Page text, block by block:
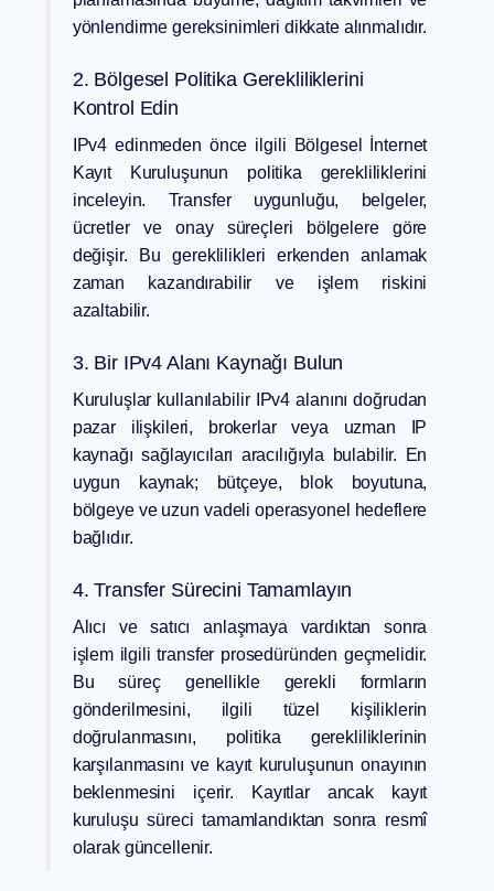
yönlendirme gereksinimleri dikkate alınmalıdır.
2. Bölgesel Politika Gerekliliklerini
Kontrol Edin
IPv4 edinmeden önce ilgili Bölgesel İnternet
Kayıt Kuruluşunun politika gerekliliklerini
inceleyin. Transfer uygunluğu, belgeler,
ücretler ve onay süreçleri bölgelere göre
değişir. Bu gereklilikleri erkenden anlamak
zaman kazandırabilir ve işlem riskini
azaltabilir.
3. Bir IPv4 Alanı Kaynağı Bulun
Kuruluşlar kullanılabilir IPv4 alanını doğrudan
pazar ilişkileri, brokerlar veya uzman IP
kaynağı sağlayıcıları aracılığıyla bulabilir. En
uygun kaynak; bütçeye, blok boyutuna,
bölgeye ve uzun vadeli operasyonel hedeflere
bağlıdır.
4. Transfer Sürecini Tamamlayın
Alıcı ve satıcı anlaşmaya vardıktan sonra
işlem ilgili transfer prosedüründen geçmelidir.
Bu süreç genellikle gerekli formların
gönderilmesini, ilgili tüzel kişiliklerin
doğrulanmasını, politika gerekliliklerinin
karşılanmasını ve kayıt kuruluşunun onayının
beklenmesini içerir. Kayıtlar ancak kayıt
kuruluşu süreci tamamlandıktan sonra resmî
olarak güncellenir.